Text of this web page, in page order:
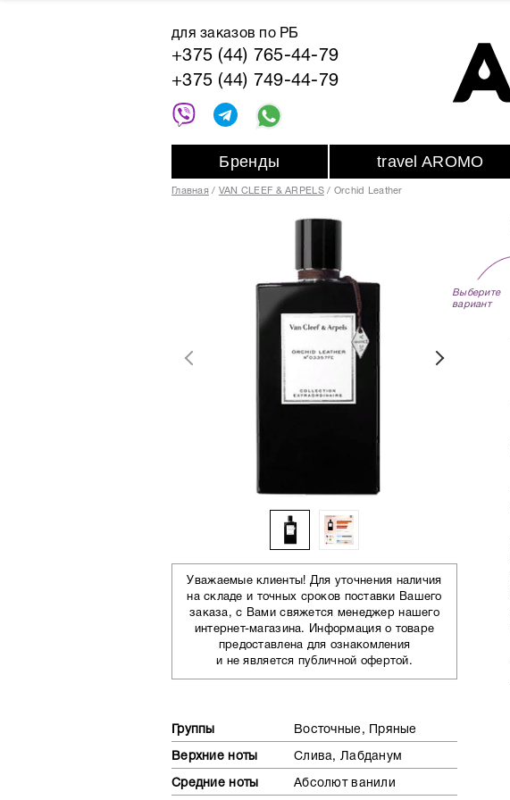
для заказов по РБ
+375 (44) 765-44-79
+375 (44) 749-44-79
Бренды travel AROMO
Главная VAN CLEEF & ARPELS Orchid Leather
Уважаемые клиенты! Для уточнения наличия
на складе и точных сроков поставки Вашего
заказа, с Вами свяжется менеджер нашего
интернет-магазина. Информация о товаре
предоставлена для ознакомления
и не является публичной офертой.
Группы Восточные, Пряные
Верхние ноты Слива, Лабданум
Средние ноты Абсолют ванили
Выберите
вариант